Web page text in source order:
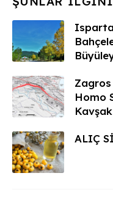
Homo
Kavşak
ALIÇ